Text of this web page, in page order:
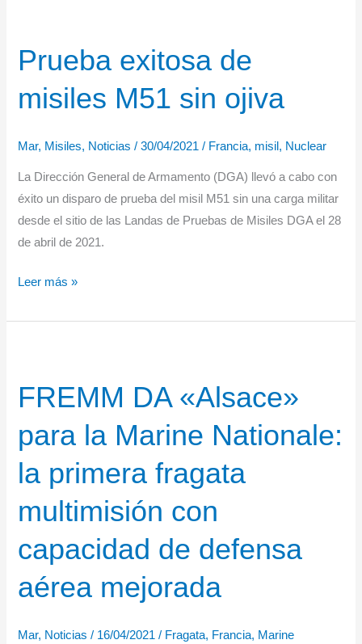
Patrimonio
vehículos
Prueba exitosa de
misiles M51 sin ojiva
Mar, Misiles, Noticias /30/04/2021/ Francia, misil, Nuclear
La Dirección General de Armamento (DGA) llevó a cabo con
éxito un disparo de prueba del misil M51 sin una carga militar
desde el sitio de las Landas de Pruebas de Misiles DGA el 28
de abril de 2021.
Prueba
de
sin
Leer más »
FREMM DA «Alsace»
para la Marine Nationale:
la primera fragata
multimisión con
capacidad de defensa
aérea mejorada
Mar, Noticias / 16/04/2021/ Fragata, Francia, Marine